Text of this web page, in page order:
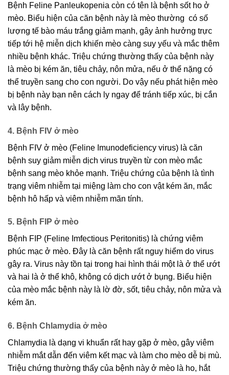
Bệnh Feline Panleukopenia còn có tên là bệnh sốt ho ở
mèo. Biểu hiện của căn bệnh này là mèo thường có số
lượng tế bào máu trắng giảm mạnh, gây ảnh hưởng trực
tiếp tới hệ miễn dịch khiến mèo càng suy yếu và mắc thêm
nhiều bệnh khác. Triệu chứng thường thấy của bệnh này
là mèo bị kém ăn, tiêu chảy, nôn mửa, nếu ở thể nặng có
thể truyền sang cho con người. Do vậy nếu phát hiện mèo
bị bệnh này bạn nên cách ly ngay để tránh tiếp xúc, bị cắn
và lây bệnh.
4. Bệnh FIV ở mèo
Bệnh FIV ở mèo (Feline Imunodeficiency virus) là căn
bệnh suy giảm miễn dịch virus truyền từ con mèo mắc
bệnh sang mèo khỏe mạnh. Triệu chứng của bệnh là tình
trạng viêm nhiễm tại miệng làm cho con vật kém ăn, mắc
bệnh hô hấp và viêm nhiễm mãn tính.
5. Bệnh FIP ở mèo
Bệnh FIP (Feline Imfectious Peritonitis) là chứng viêm
phúc mạc ở mèo. Đây là căn bệnh rất nguy hiểm do virus
gây ra. Virus này tồn tại trong hai hình thái một là ở thể ướt
và hai là ở thể khô, không có dịch ướt ở bụng. Biểu hiện
của mèo mắc bệnh này là lờ đờ, sốt, tiêu chảy, nôn mửa và
kém ăn.
6. Bệnh Chlamydia ở mèo
Chlamydia là dạng vi khuẩn rất hay gặp ở mèo, gây viêm
nhiễm mắt dẫn đến viêm kết mạc và làm cho mèo dễ bị mù.
Triệu chứng thường thấy của bệnh này ở mèo là ho, hắt